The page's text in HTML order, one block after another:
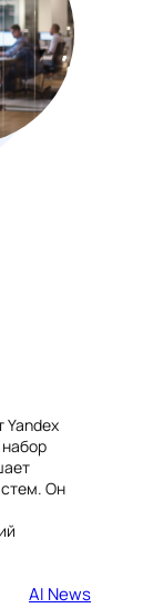
Yandex
Он
AI News